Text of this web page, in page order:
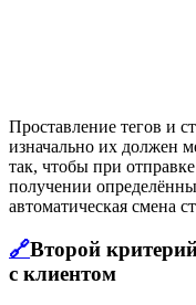
Проставление тегов и
изначально их должен
так, чтобы при
получении
автоматическая смена
🔗Второй
с клиентом